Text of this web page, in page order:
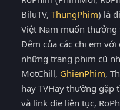
BiluTV, ThungPhim) là
Việt Nam muốn thưởng
Đêm của các chị em
những trang phim cũ
MotChill, GhienPhim,
hay TVHay thường gặp
và link die liên tục,